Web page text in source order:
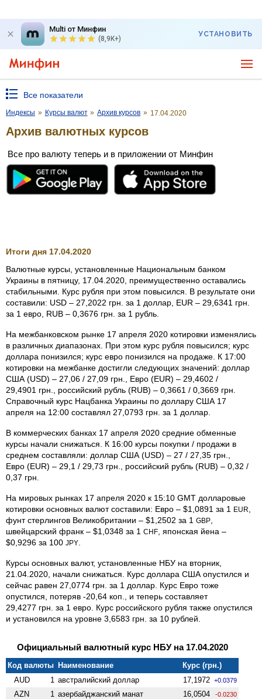
Multi от Минфин
(8,9K+)
УСТАНОВИТЬ
Все показатели
Индексы » Курсы валют » Архив курсов » 17.04.2020
Архив валютных курсов
Все про валюту теперь и в приложении от Минфин
Итоги дня 17.04.2020
Валютные курсы, установленные Национальным банком
Украины в пятницу, 17.04.2020, преимущественно оставались
стабильными. Курс рубля при этом повысился. В результате они
составили: USD – 27,2022 грн. за 1 доллар, EUR – 29,6341 грн.
за 1 евро, RUB – 0,3676 грн. за 1 рубль.
На межбанковском рынке 17 апреля 2020 котировки изменялись
в различных диапазонах. При этом курс рубля повысился; курс
доллара понизился; курс евро понизился на продаже. К 17:00
котировки на межбанке достигли следующих значений: доллар
США (USD) – 27,06 / 27,09 грн., Евро (EUR) – 29,4602 /
29,4901 грн., российский рубль (RUB) – 0,3661 / 0,3669 грн.
Справочный курс Нацбанка Украины по доллару США 17
апреля на 12:00 составлял 27,0793 грн. за 1 доллар.
В коммерческих банках 17 апреля 2020 средние обменные
курсы начали снижаться. К 16:00 курсы покупки / продажи в
среднем составляли: доллар США (USD) – 27 / 27,35 грн.,
Евро (EUR) – 29,1 / 29,73 грн., российский рубль (RUB) – 0,32 /
0,37 грн.
На мировых рынках 17 апреля 2020 к 15:10 GMT долларовые
котировки основных валют составили: Евро – $1,0891 за 1 EUR
фунт стерлингов Велико­британии – $1,2502 за 1 GBP
швейцарский франк – $1,0348 за 1 CHF , японская йена –
$0,9296 за 100 JPY
Курсы основных валют, установленные НБУ на вторник,
21.04.2020, начали снижаться. Курс доллара США опустился и
сейчас равен 27,0774 грн. за 1 доллар. Курс Евро тоже
опустился, потеряв -20,64 коп., и теперь составляет
29,4277 грн. за 1 евро. Курс российского рубля также опустился
и установился на уровне 3,6583 грн. за 10 рублей.
Официальный валютный курс НБУ на 17.04.2020
Код валюты Наименование
Курс (грн.)
AUD
1 австралийский доллар 17,1972 +0.0379
AZN 1 азербайджанский манат 16,0504 -0.0230